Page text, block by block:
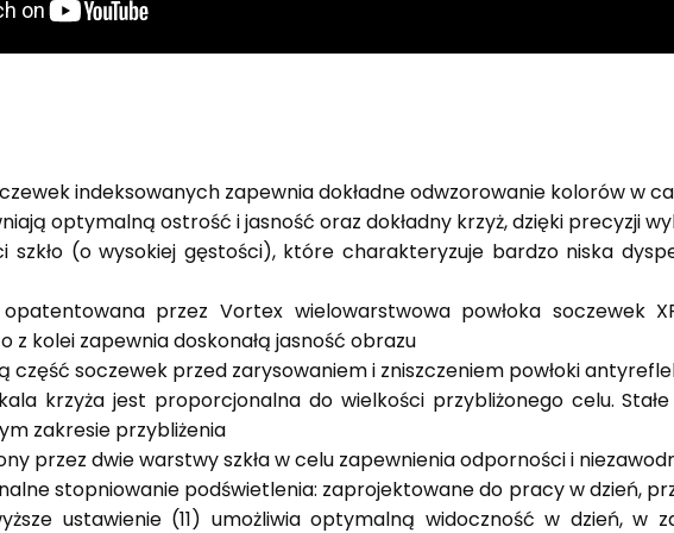
indeksowanych zapewnia dokładne odwzorowanie kolorów w
optymalną ostrość i jasność oraz dokładny krzyż, dzięki precyzji
szkło (o wysokiej gęstości), które charakteryzuje bardzo niska
przez Vortex wielowarstwowa powłoka soczewek
z kolei zapewnia doskonałą jasność obrazu
część soczewek przed zarysowaniem i zniszczeniem powłoki
krzyża jest proporcjonalna do wielkości przybliżonego celu. Stałe
zakresie przybliżenia
przez dwie warstwy szkła w celu zapewnienia odporności i
stopniowanie podświetlenia: zaprojektowane do pracy w dzień,
ustawienie (11) umożliwia optymalną widoczność w dzień, w